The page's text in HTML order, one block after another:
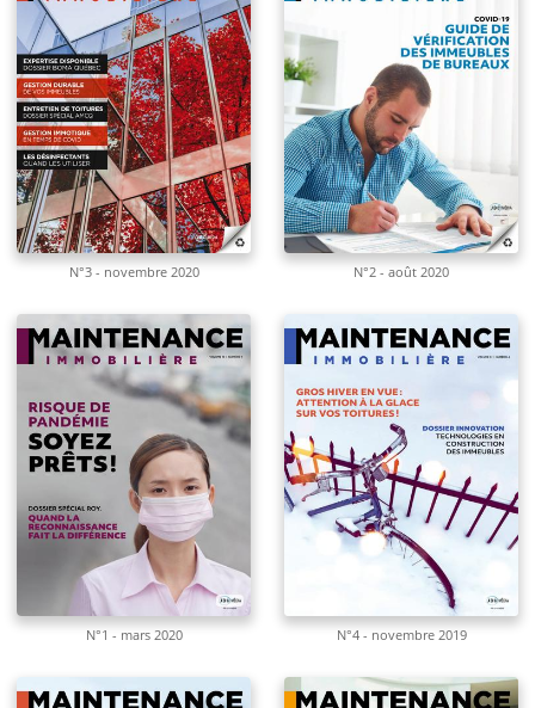
N°3 - novembre 2020 N°2 - août 2020
N°1 - mars 2020 N°4 - novembre 2019